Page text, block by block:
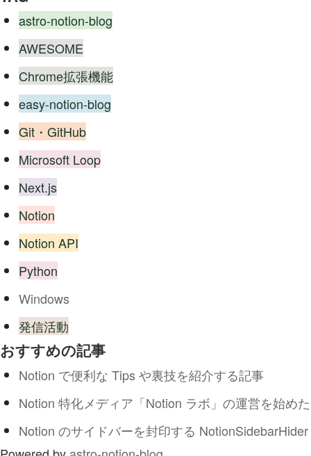
astro-notion-blog
AWESOME
Chrome拡張機能
easy-notion-blog
Git・GitHub
Microsoft Loop
Next.js
Notion
Notion API
Python
Windows
発信活動
おすすめの記事
Notion で便利な Tips や裏技を紹介する記事
Notion 特化メディア「Notion ラボ」の運営を始めた
Notion のサイドバーを封印する NotionSidebarHider